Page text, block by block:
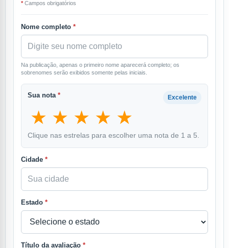
* Campos obrigatórios
Nome completo *
Na publicação, apenas o primeiro nome aparecerá completo; os
sobrenomes serão exibidos somente pelas iniciais.
Sua nota * Excelente
★
★
★
★
★
Clique nas estrelas para escolher uma nota de 1 a 5.
Cidade *
Estado *
Título da avaliação *